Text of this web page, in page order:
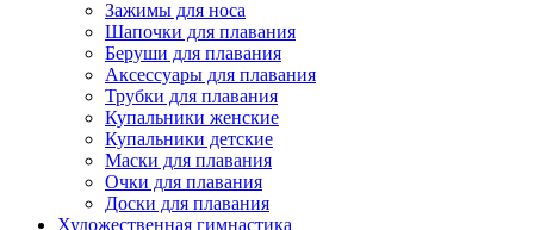
Зажимы для носа
Шапочки для плавания
Беруши для плавания
Аксессуары для плавания
Трубки для плавания
Купальники женские
Купальники детские
Маски для плавания
Очки для плавания
Доски для плавания
Художественная гимнастика